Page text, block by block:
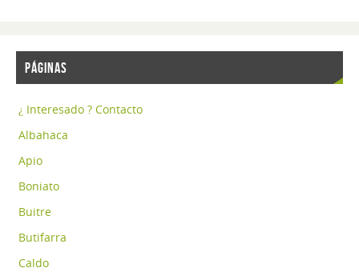
PÁGINAS
¿ Interesado ? Contacto
Albahaca
Apio
Boniato
Buitre
Butifarra
Caldo